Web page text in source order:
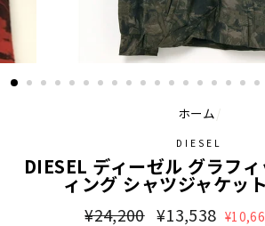
ホーム/
DIESEL
DIESEL ディーゼル グラフ
ィング シャツジャケッ
通
¥24,200
販
¥13,538